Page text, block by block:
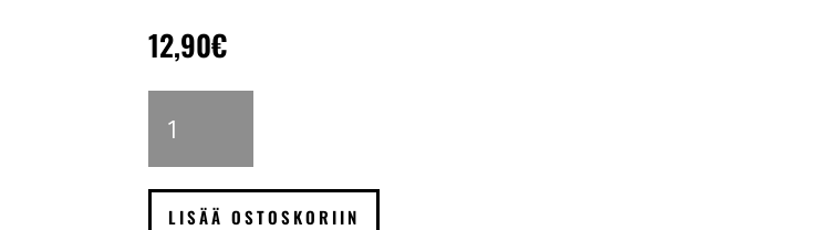
12,90€
akkuparisto
LISÄÄ OSTOSKORIIN